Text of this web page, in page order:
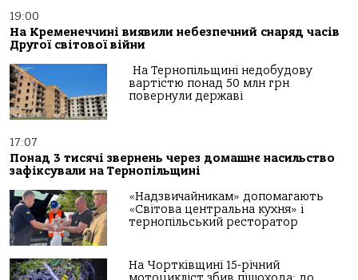
19:00
На Кременеччині виявили небезпечний снаряд часів
Другої світової війни
На Тернопільщині недобудову
вартістю понад 50 млн грн
повернули державі
17:07
Понад 3 тисячі звернень через домашнє насильство
зафіксували на Тернопільщині
«Надзвичайникам» допомагають
«Світова центральна кухня» і
тернопільський ресторатор
На Чортківщині 15-річний